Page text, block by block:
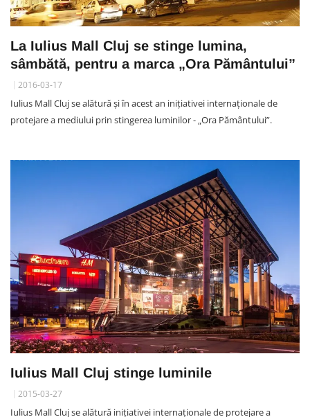
La Iulius Mall Cluj se stinge lumina,
sâmbătă, pentru a marca „Ora Pământului”
2016-03-17
Iulius Mall Cluj se alătură şi în acest an iniţiativei internaţionale de
protejare a mediului prin stingerea luminilor - „Ora Pământului”.
Iulius Mall Cluj stinge luminile
2015-03-27
Iulius Mall Cluj se alătură iniţiativei internaţionale de protejare a